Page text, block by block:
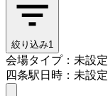
絞り込み1
会場タイプ：未設定
四条駅日時：未設定